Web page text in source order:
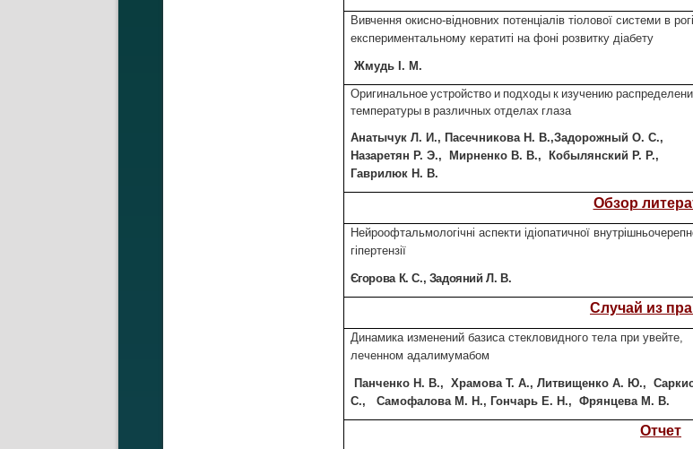
Вивчення окисно-відновних потенціалів тіолової системи в
експериментальному кератиті на фоні розвитку діабету
Жмудь І. М.
Оригинальное устройство и подходы к изучению
температуры в различных отделах глаза
Анатычук Л. И., Пасечникова Н. В.,Задорожный О. С.,
Назаретян Р. Э., Мирненко В. В., Кобылянский Р. Р.,
Гаврилюк Н. В.
Обзор
Нейроофтальмологічні аспекти ідіопатичної
гіпертензії
Єгорова К. С., ЗадоянийЛ. В.
Случай из
Динамика изменений базиса стекловидного тела при увейте,
леченном адалимумабом
Панченко Н. В., ХрамоваТ. А., Литвищенко А. Ю.,
С., Самофалова М. Н., Гончарь Е. Н., Фрянцева М. В.
Отчет